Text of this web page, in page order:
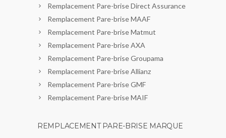
Remplacement Pare-brise Direct Assurance
Remplacement Pare-brise MAAF
Remplacement Pare-brise Matmut
Remplacement Pare-brise AXA
Remplacement Pare-brise Groupama
Remplacement Pare-brise Allianz
Remplacement Pare-brise GMF
Remplacement Pare-brise MAIF
REMPLACEMENT PARE-BRISE MARQUE